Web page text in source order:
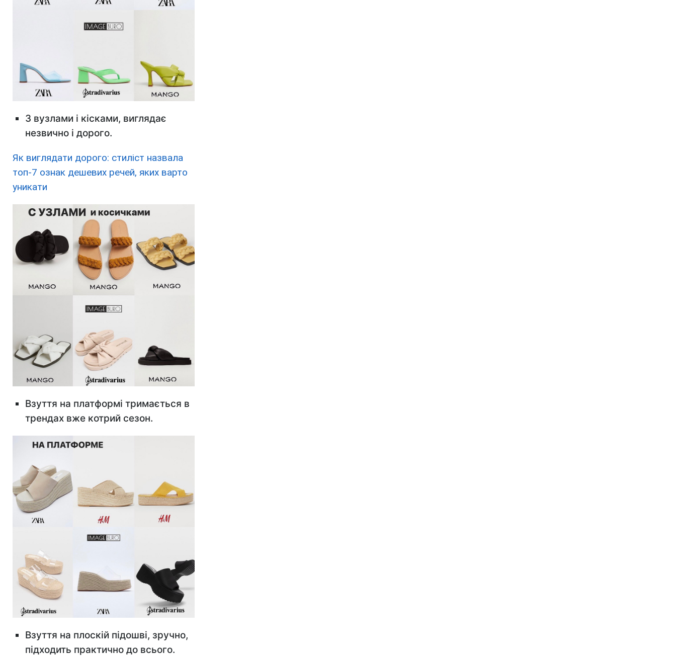
З вузлами і кісками, виглядає
незвично і дорого.
Як виглядати дорого: стиліст назвала
топ-7 ознак дешевих речей, яких варто
уникати
Взуття на платформі тримається в
трендах вже котрий сезон.
Взуття на плоскій підошві, зручно,
підходить практично до всього.